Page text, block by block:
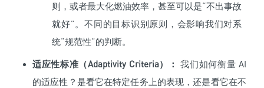
则，或者最大化燃油效率，甚至可以是“不出事故
就好”。不同的目标识别原则，会影响我们对系
统“规范性”的判断。
适应性标准（Adaptivity Criteria）：
我们如何衡量 AI
的适应性？是看它在特定任务上的表现，还是看它在不